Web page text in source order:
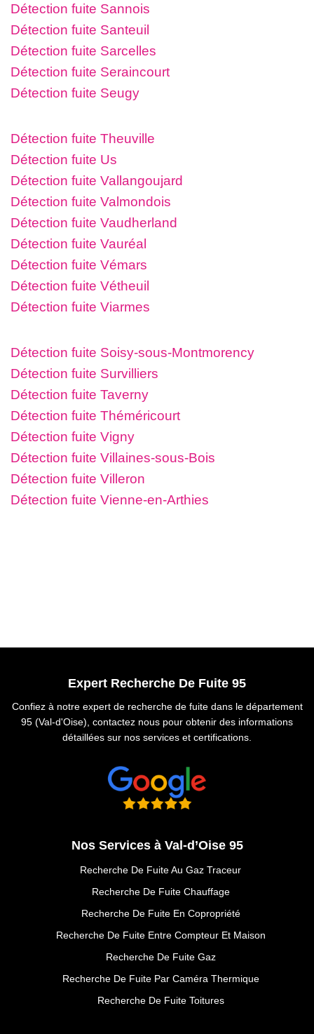
Détection fuite Sannois
Détection fuite Santeuil
Détection fuite Sarcelles
Détection fuite Seraincourt
Détection fuite Seugy
Détection fuite Theuville
Détection fuite Us
Détection fuite Vallangoujard
Détection fuite Valmondois
Détection fuite Vaudherland
Détection fuite Vauréal
Détection fuite Vémars
Détection fuite Vétheuil
Détection fuite Viarmes
Détection fuite Soisy-sous-Montmorency
Détection fuite Survilliers
Détection fuite Taverny
Détection fuite Théméricourt
Détection fuite Vigny
Détection fuite Villaines-sous-Bois
Détection fuite Villeron
Détection fuite Vienne-en-Arthies
Expert Recherche De Fuite 95
Confiez à notre expert de recherche de fuite dans le département
95 (Val-d'Oise), contactez nous pour obtenir des informations
détaillées sur nos services et certifications.
Nos Services à Val-d’Oise 95
Recherche De Fuite Au Gaz Traceur
Recherche De Fuite Chauffage
Recherche De Fuite En Copropriété
Recherche De Fuite Entre Compteur Et Maison
Recherche De Fuite Gaz
Recherche De Fuite Par Caméra Thermique
Recherche De Fuite Toitures